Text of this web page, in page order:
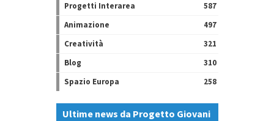
Progetti Interarea
587
Animazione
497
Creatività
321
Blog
310
Spazio Europa
258
Ultime news da Progetto Giovani